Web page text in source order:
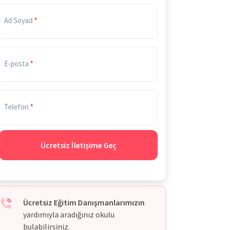
Ad Soyad
E-posta
Telefon
Ücretsiz İletişime Geç
Ücretsiz Eğitim Danışmanlarımızın
yardımıyla aradığınız okulu
bulabilirsiniz.